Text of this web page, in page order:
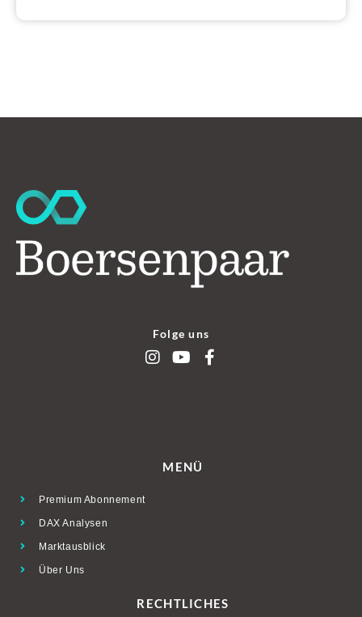
Folge uns
MENÜ
Premium Abonnement
DAX Analysen
Marktausblick
Über Uns
RECHTLICHES